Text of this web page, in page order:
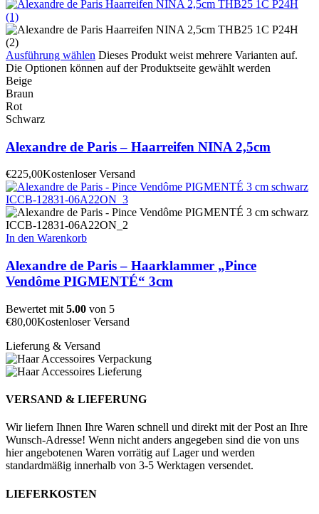
Ausführung wählen Dieses Produkt weist mehrere Varianten auf.
Die Optionen können auf der Produktseite gewählt werden
Beige
Braun
Rot
Schwarz
Alexandre de Paris – Haarreifen NINA 2,5cm
€225,00Kostenloser Versand
In den Warenkorb
Alexandre de Paris – Haarklammer „Pince
Vendôme PIGMENTÉ“ 3cm
Bewertet mit 5.00 von 5
€80,00Kostenloser Versand
Lieferung & Versand
VERSAND & LIEFERUNG
Wir liefern Ihnen Ihre Waren schnell und direkt mit der Post an Ihre
Wunsch-Adresse! Wenn nicht anders angegeben sind die von uns
hier angebotenen Waren vorrätig auf Lager und werden
standardmäßig innerhalb von 3-5 Werktagen versendet.
LIEFERKOSTEN